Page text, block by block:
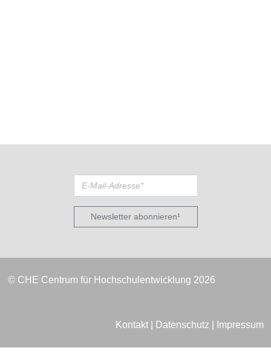
Newsletter abonnieren¹
© CHE Centrum für Hochschulentwicklung 2026
Kontakt| Datenschutz Impressum